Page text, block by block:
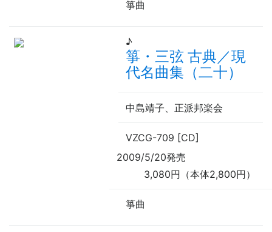
箏曲
♪
箏・三弦 古典／現
代名曲集（二十）
中島靖子、正派邦楽会
VZCG-709 [CD]
2009/5/20発売
3,080円（本体2,800円）
箏曲